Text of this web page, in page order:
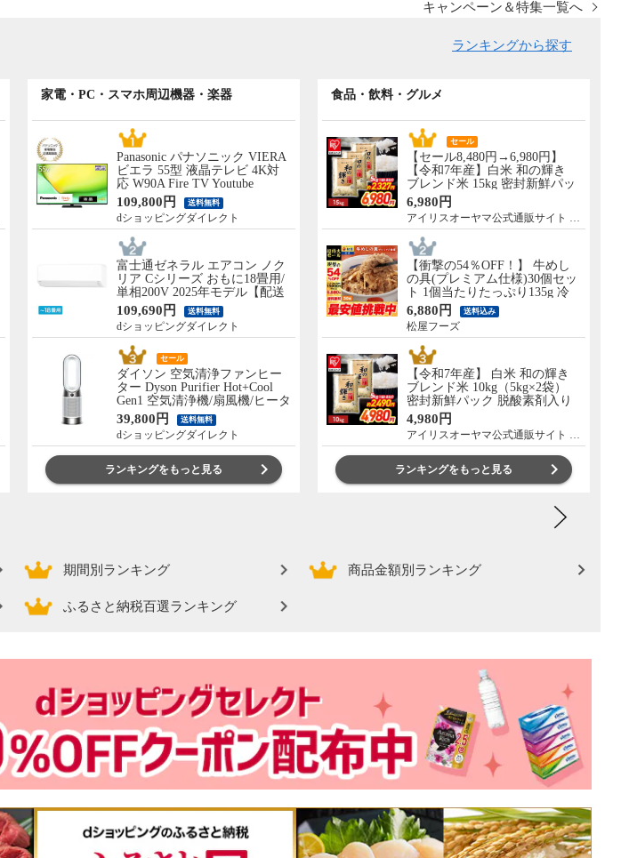
キャンペーン＆特集一覧へ
ランキングから探す
家電・PC・スマホ周辺機器・楽器
Panasonic パナソニック VIERA
ビエラ 55型 液晶テレビ 4K対
応 W90A Fire TV Youtube
Netflix 【配送のみ 設置なし 軒
先渡し】 ［正規取扱店］ TV-
55W90A
109,800円 送料無料
dショッピングダイレクト
富士通ゼネラル エアコン ノク
リア Cシリーズ おもに18畳用/
単相200V 2025年モデル【配送
のみ 設置なし 軒先渡し】 AS-
C565S2-W
109,690円 送料無料
dショッピングダイレクト
セール
ダイソン 空気清浄ファンヒー
ター Dyson Purifier Hot+Cool
Gen1 空気清浄機/扇風機/ヒータ
ー/暖房 首振り HP10WW
39,800円 送料無料
dショッピングダイレクト
ランキングをもっと見る
食品・飲料・グルメ
セール
【セール8,480円→6,980円】
【令和7年産】白米 和の輝き
ブレンド米 15kg 密封新鮮パッ
ク 脱酸素剤入り 米 お米 低温
製法米 アイリスオーヤマ [食
品]
6,980円
アイリスオーヤマ公式通販サイト アイリスプラザ
【衝撃の54％OFF！】 牛めし
の具(プレミアム仕様)30個セッ
ト 1個当たりたっぷり135g 冷
凍食品 松屋牛丼 当店のイチオ
シ 非常食
6,880円 送料込み
松屋フーズ
【令和7年産】 白米 和の輝き
ブレンド米 10kg（5kg×2袋）
密封新鮮パック 脱酸素剤入り
米 お米 低温製法米 アイリスオ
ーヤマ [食品]
4,980円
アイリスオーヤマ公式通販サイト アイリスプラザ
ランキングをもっと見る
期間別ランキング 商品金額別ランキング
ふるさと納税百選ランキング